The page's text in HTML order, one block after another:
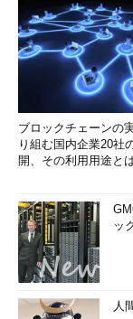
ブロックチェーンの
り組む国内企業20社
開、その利用用途と
ッ
人